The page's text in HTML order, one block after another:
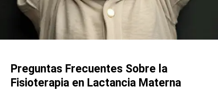
Preguntas Frecuentes Sobre la
Fisioterapia en Lactancia Materna